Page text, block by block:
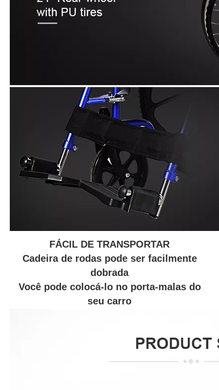
FÁCIL DE TRANSPORTAR
Cadeira de rodas pode ser facilmente
dobrada
Você pode colocá-lo no porta-malas do
seu carro